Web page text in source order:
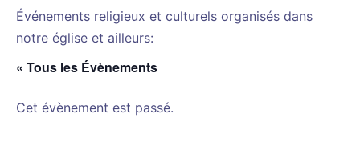
Événements religieux et culturels organisés dans
notre église et ailleurs:
« Tous les Évènements
Cet évènement est passé.